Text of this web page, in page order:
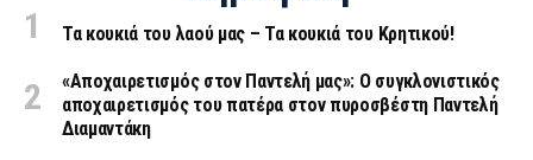
Τα κουκιά του λαού μας – Τα κουκιά του Κρητικού!
«Aποχαιρετισμός στον Παντελή μας»: Ο συγκλονιστικός
αποχαιρετισμός του πατέρα στον πυροσβέστη Παντελή
Διαμαντάκη